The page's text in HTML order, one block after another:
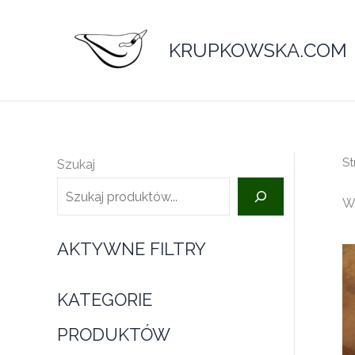
KRUPKOWSKA.COM
Szukaj
AKTYWNE FILTRY
KATEGORIE
PRODUKTÓW